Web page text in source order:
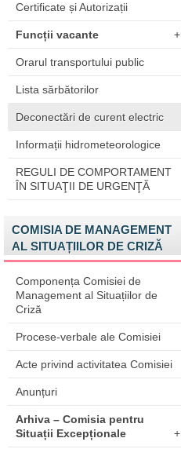
Certificate și Autorizații
Funcții vacante +
Orarul transportului public
Lista sărbătorilor
Deconectări de curent electric
Informații hidrometeorologice
REGULI DE COMPORTAMENT
ÎN SITUAŢII DE URGENŢĂ
COMISIA DE MANAGEMENT
AL SITUAȚIILOR DE CRIZĂ
Componența Comisiei de
Management al Situațiilor de
Criză
Procese-verbale ale Comisiei
Acte privind activitatea Comisiei
Anunțuri
Arhiva – Comisia pentru
Situații Excepționale
+